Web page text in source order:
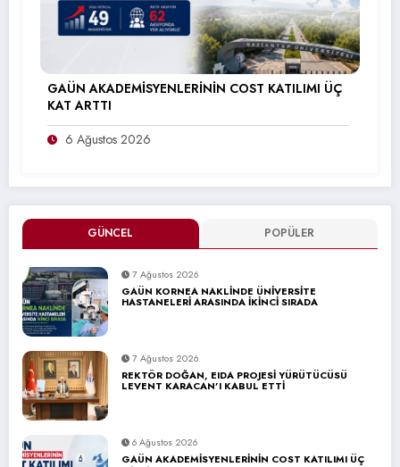
GÜNCEL POPÜLER
7 Ağustos 2026
GAÜN KORNEA NAKLİNDE ÜNİVERSİTE
HASTANELERİ ARASINDA İKİNCİ SIRADA
7 Ağustos 2026
REKTÖR DOĞAN, EIDA PROJESİ YÜRÜTÜCÜSÜ
LEVENT KARACAN’I KABUL ETTİ
6 Ağustos 2026
GAÜN AKADEMİSYENLERİNİN COST KATILIMI ÜÇ
GAÜN AKADEMİSYENLERİNİN COST KATILIMI ÜÇ
KAT ARTTI
6 Ağustos 2026